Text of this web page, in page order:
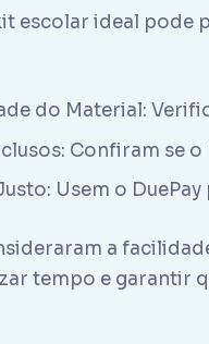
escolar ideal pode
do Material:
Confiram se
Usem o
a
tempo e garantir